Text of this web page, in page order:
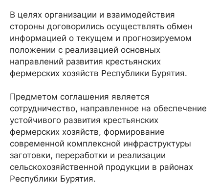
В целях организации и взаимодействия
стороны договорились осуществлять обмен
информацией о текущем и прогнозируемом
положении с реализацией основных
направлений развития крестьянских
фермерских хозяйств Республики Бурятия.
Предметом соглашения является
сотрудничество, направленное на обеспечение
устойчивого развития крестьянских
фермерских хозяйств, формирование
современной комплексной инфраструктуры
заготовки, переработки и реализации
сельскохозяйственной продукции в районах
Республики Бурятия.